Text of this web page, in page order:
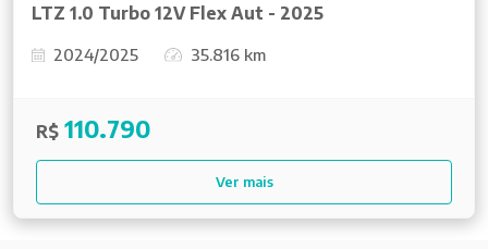
LTZ 1.0 Turbo 12V Flex Aut - 2025
2024/2025 35.816 km
R$ 110.790
Ver mais